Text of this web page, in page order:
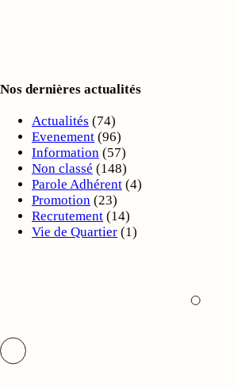
Nos dernières actualités
Actualités (74)
Evenement (96)
Information (57)
Non classé (148)
Parole Adhérent (4)
Promotion (23)
Recrutement (14)
Vie de Quartier (1)